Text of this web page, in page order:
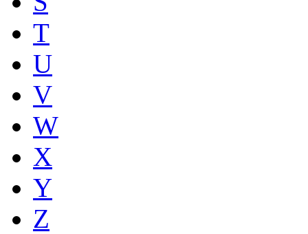
T
U
V
W
X
Y
Z